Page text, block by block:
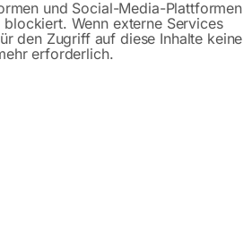
Produktsicherheit
und Social-Media-Plattformen
Wenn externe Services
den Zugriff auf diese Inhalte keine
erforderlich.